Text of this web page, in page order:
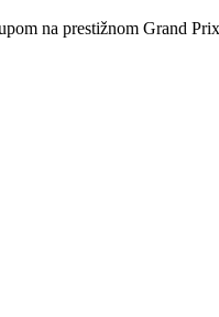
na prestižnom Grand